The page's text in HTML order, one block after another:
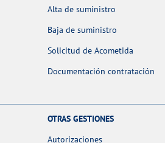
Alta de suministro
Baja de suministro
Solicitud de Acometida
Documentación contratación
OTRAS GESTIONES
Autorizaciones